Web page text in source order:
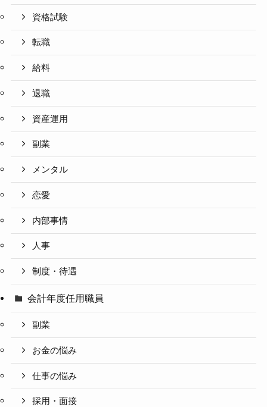
資格試験
転職
給料
退職
資産運用
副業
メンタル
恋愛
内部事情
人事
制度・待遇
会計年度任用職員
副業
お金の悩み
仕事の悩み
採用・面接